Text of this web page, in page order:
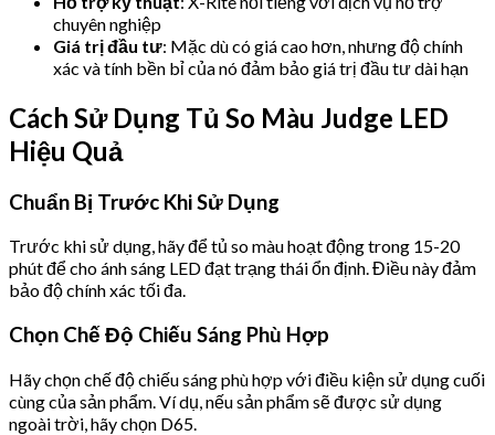
chuyên nghiệp
Giá trị đầu tư: Mặc dù có giá cao hơn, nhưng độ chính
xác và tính bền bỉ của nó đảm bảo giá trị đầu tư dài hạn
Cách Sử Dụng Tủ So Màu Judge LED
Hiệu Quả
Chuẩn Bị Trước Khi Sử Dụng
Trước khi sử dụng, hãy để tủ so màu hoạt động trong 15-20
phút để cho ánh sáng LED đạt trạng thái ổn định. Điều này đảm
bảo độ chính xác tối đa.
Chọn Chế Độ Chiếu Sáng Phù Hợp
Hãy chọn chế độ chiếu sáng phù hợp với điều kiện sử dụng cuối
cùng của sản phẩm. Ví dụ, nếu sản phẩm sẽ được sử dụng
ngoài trời, hãy chọn D65.